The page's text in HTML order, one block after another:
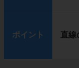
ポイント 直線